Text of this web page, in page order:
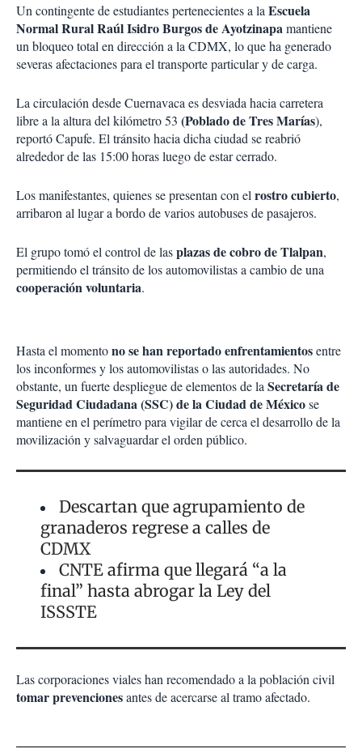
Un contingente de estudiantes pertenecientes a laEscuela
Normal Rural Raúl Isidro Burgos de Ayotzinapamantiene
un bloqueo total en dirección a la CDMX, lo que ha generado
severas afectaciones para el transporte particular y de carga.
La circulación desde Cuernavaca es desviada hacia carretera
libre a la altura del kilómetro 53 (Poblado de Tres Marías),
reportó Capufe. El tránsito hacia dicha ciudad se reabrió
alrededor de las 15:00 horas luego de estar cerrado.
Los manifestantes, quienes se presentan con elrostro cubierto,
arribaron al lugar a bordo de varios autobuses de pasajeros.
El grupo tomó el control de lasplazas de cobro de Tlalpan,
permitiendo el tránsito de los automovilistas a cambio de una
cooperación voluntaria.
Hasta el momentono se han reportado enfrentamientosentre
los inconformes y los automovilistas o las autoridades. No
obstante, un fuerte despliegue de elementos de laSecretaría de
Seguridad Ciudadana (SSC) de la Ciudad de Méxicose
mantiene en el perímetro para vigilar de cerca el desarrollo de la
movilización y salvaguardar el orden público.
Descartan que agrupamiento de
granaderos regrese a calles de
CDMX
CNTE afirma que llegará “a la
final” hasta abrogar la Ley del
ISSSTE
Las corporaciones viales han recomendado a la población civil
tomar prevencionesantes de acercarse al tramo afectado.